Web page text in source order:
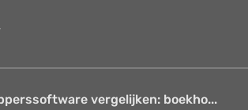
vergelijken: boekho...